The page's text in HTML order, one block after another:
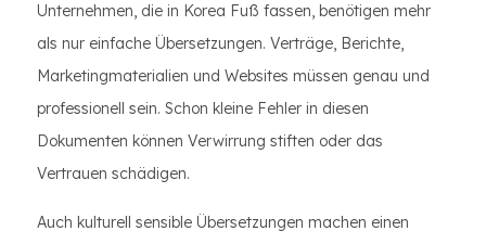
Unternehmen, die in Korea Fuß fassen, benötigen mehr
als nur einfache Übersetzungen. Verträge, Berichte,
Marketingmaterialien und Websites müssen genau und
professionell sein. Schon kleine Fehler in diesen
Dokumenten können Verwirrung stiften oder das
Vertrauen schädigen.
Auch kulturell sensible Übersetzungen machen einen